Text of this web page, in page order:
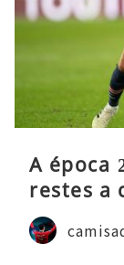
A época
restes a